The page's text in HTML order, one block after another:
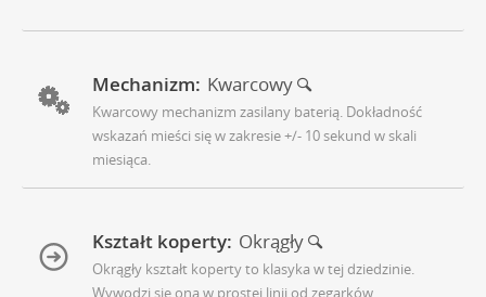
Mechanizm: Kwarcowy
Kwarcowy mechanizm zasilany baterią. Dokładność
wskazań mieści się w zakresie +/- 10 sekund w skali
miesiąca.
Kształt koperty: Okrągły
Okrągły kształt koperty to klasyka w tej dziedzinie.
Wywodzi się ona w prostej linii od zegarków